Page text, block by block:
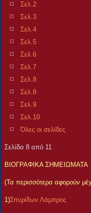
Σελ.2
Σελ.3
Σελ.4
Σελ.5
Σελ.6
Σελ.7
Σελ.8
Σελ.8
Σελ.9
Σελ.10
Όλες οι σελίδες
Σελίδα 8 από 11
ΒΙΟΓΡΑΦΙΚΑ ΣΗΜΕΙΩΜΑΤΑ
(Τα περισσότερα αφορούν
1)Σπυρίδων Λάμπρος